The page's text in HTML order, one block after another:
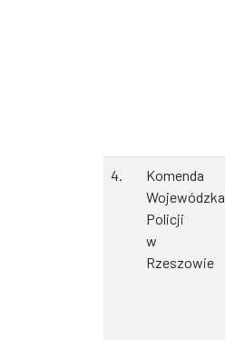
4.
Komenda
Wojewódzka
Policji
w
Rzeszowie